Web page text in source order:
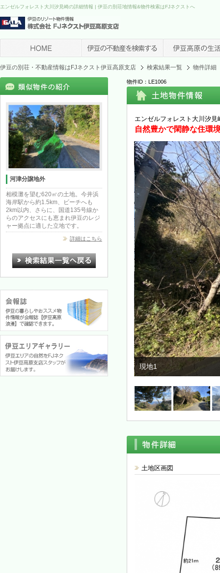
エンゼルフォレスト大川汐見崎の詳細情報 | 伊豆の別荘地情報&物件検索はFJネクストへ
伊豆の別荘・不動産情報はFJネクスト伊豆高原支店 検索結果一覧 物件詳細
河津分譲地外
相模灘を望む620㎡の土地。今井浜
海岸駅から約1.5km、ビーチへも
2km以内、さらに、国道135号線か
らのアクセスにも恵まれ伊豆のレジ
ャー拠点に適した立地です。
詳細はこちら
物件ID：LE1006
エンゼルフォレスト大川汐見
自然豊かで閑静な住環
現地1
土地区画図